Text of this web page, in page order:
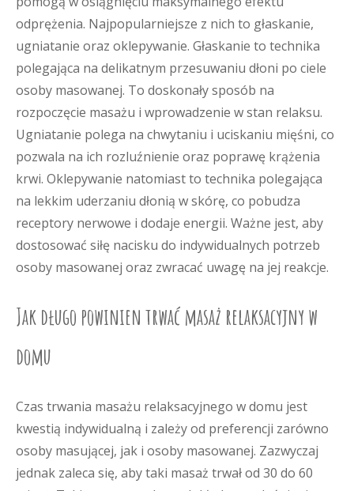
odprężenia. Najpopularniejsze z nich to głaskanie,
ugniatanie oraz oklepywanie. Głaskanie to technika
polegająca na delikatnym przesuwaniu dłoni po ciele
osoby masowanej. To doskonały sposób na
rozpoczęcie masażu i wprowadzenie w stan relaksu.
Ugniatanie polega na chwytaniu i uciskaniu mięśni, co
pozwala na ich rozluźnienie oraz poprawę krążenia
krwi. Oklepywanie natomiast to technika polegająca
na lekkim uderzaniu dłonią w skórę, co pobudza
receptory nerwowe i dodaje energii. Ważne jest, aby
dostosować siłę nacisku do indywidualnych potrzeb
osoby masowanej oraz zwracać uwagę na jej reakcje.
Jak długo powinien trwać masaż relaksacyjny w
domu
Czas trwania masażu relaksacyjnego w domu jest
kwestią indywidualną i zależy od preferencji zarówno
osoby masującej, jak i osoby masowanej. Zazwyczaj
jednak zaleca się, aby taki masaż trwał od 30 do 60